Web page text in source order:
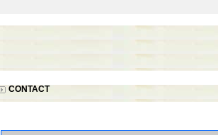
CONTACT